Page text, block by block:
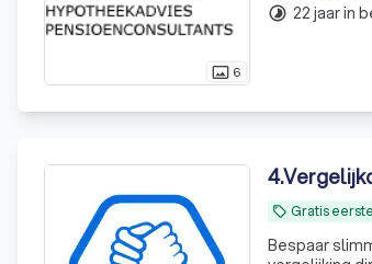
photo_size_select_actual 6
timelapse 22 jaar in
4.
local_offer Gratis
Bespaar